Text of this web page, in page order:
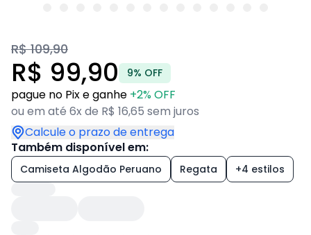
R$ 109,90
R$ 99,90 9% OFF
pague no Pix e ganhe +2% OFF
ou em até 6x de R$ 16,65 sem juros
Calcule o prazo de entrega
Também disponível em:
Camiseta Algodão Peruano Regata +4 estilos